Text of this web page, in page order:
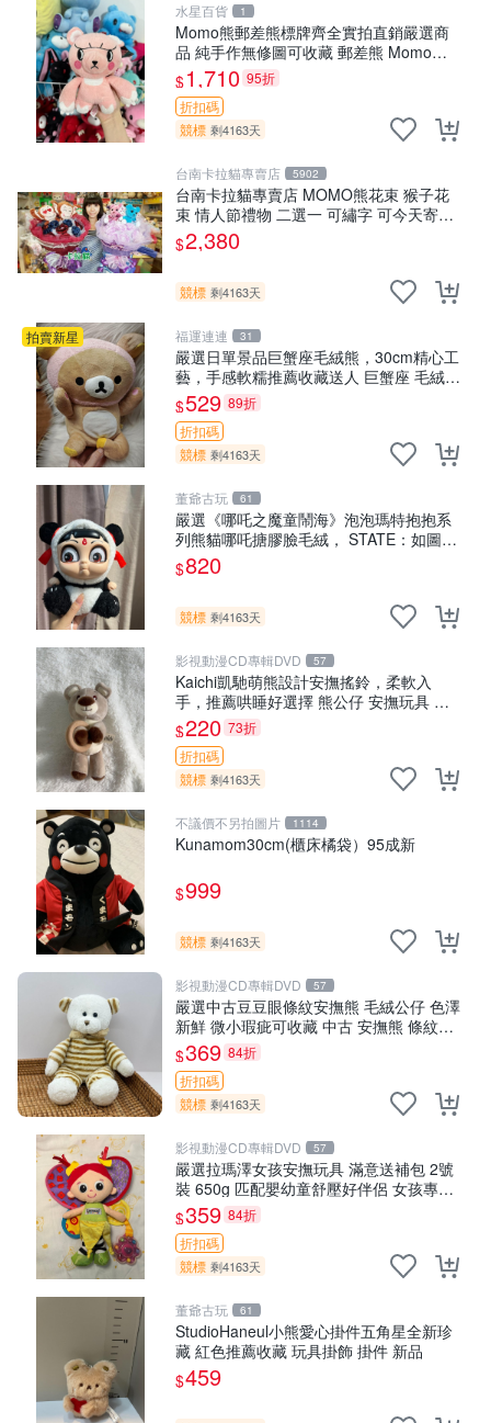
水星百貨 1
Momo熊郵差熊標牌齊全實拍直銷嚴選商
品 純手作無修圖可收藏 郵差熊 Momo熊
標牌 商品
$1,710 95折
折扣碼
競標 剩4163天
台南卡拉貓專賣店 5902
台南卡拉貓專賣店 MOMO熊花束 猴子花
束 情人節禮物 二選一 可繡字 可今天寄明
天到
$2,380
競標 剩4163天
拍賣新星 福運連連 31
嚴選日單景品巨蟹座毛絨熊，30cm精心工
藝，手感軟糯推薦收藏送人 巨蟹座 毛絨玩
具 精緻做工
$529 89折
折扣碼
競標 剩4163天
董爺古玩 61
嚴選《哪吒之魔童鬧海》泡泡瑪特抱抱系
列熊貓哪吒搪膠臉毛絨， STATE：如圖顯
示 哪吒 毛絨公仔 泡泡瑪特
$820
競標 剩4163天
影視動漫CD專輯DVD 57
Kaichi凱馳萌熊設計安撫搖鈴，柔軟入
手，推薦哄睡好選擇 熊公仔 安撫玩具 喂
食環
$220 73折
折扣碼
競標 剩4163天
不議價不另拍圖片 1114
Kunamom30cm(櫃床橘袋）95成新
$999
競標 剩4163天
影視動漫CD專輯DVD 57
嚴選中古豆豆眼條紋安撫熊 毛絨公仔 色澤
新鮮 微小瑕疵可收藏 中古 安撫熊 條紋公
仔
$369 84折
折扣碼
競標 剩4163天
影視動漫CD專輯DVD 57
嚴選拉瑪澤女孩安撫玩具 滿意送補包 2號
裝 650g 匹配嬰幼童舒壓好伴侶 女孩專用
安心選擇 安撫玩偶 衝包 玩具
$359 84折
折扣碼
競標 剩4163天
董爺古玩 61
StudioHaneul小熊愛心掛件五角星全新珍
藏 紅色推薦收藏 玩具掛飾 掛件 新品
$459